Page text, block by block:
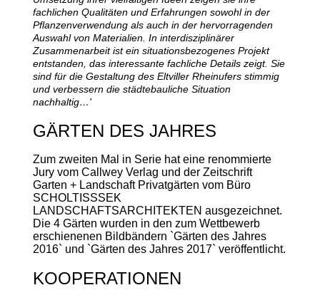
fachlichen Qualitäten und Erfahrungen sowohl in der
Pflanzenverwendung als auch in der hervorragenden
Auswahl von Materialien. In interdisziplinärer
Zusammenarbeit ist ein situationsbezogenes Projekt
entstanden, das interessante fachliche Details zeigt. Sie
sind für die Gestaltung des Eltviller Rheinufers stimmig
und verbessern die städtebauliche Situation
nachhaltig…'
GÄRTEN DES JAHRES
Zum zweiten Mal in Serie hat eine renommierte
Jury vom Callwey Verlag und der Zeitschrift
Garten + Landschaft Privatgärten vom Büro
SCHOLTISSSEK
LANDSCHAFTSARCHITEKTEN ausgezeichnet.
Die 4 Gärten wurden in den zum Wettbewerb
erschienenen Bildbändern `Gärten des Jahres
2016` und `Gärten des Jahres 2017` veröffentlicht.
KOOPERATIONEN